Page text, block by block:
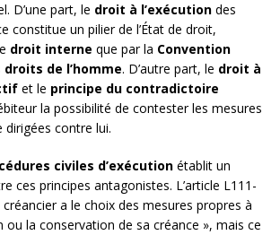
D’une part, le droit à l’exécution des
constitue un pilier de l’État de droit,
droit interne que par la Convention
de l’homme. D’autre part, le droit à
et le principe du contradictoire
la possibilité de contester les mesures
dirigées contre lui.
civiles d’exécution établit un
ces principes antagonistes. L’article L111-
a le choix des mesures propres à
ou la conservation de sa créance », mais ce